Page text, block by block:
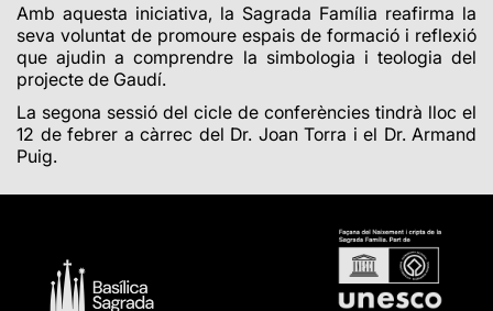
Amb aquesta iniciativa, la Sagrada Família reafirma la
seva voluntat de promoure espais de formació i reflexió
que ajudin a comprendre la simbologia i teologia del
projecte de Gaudí.
La segona sessió del cicle de conferències tindrà lloc el
12 de febrer a càrrec del Dr. Joan Torra i el Dr. Armand
Puig.